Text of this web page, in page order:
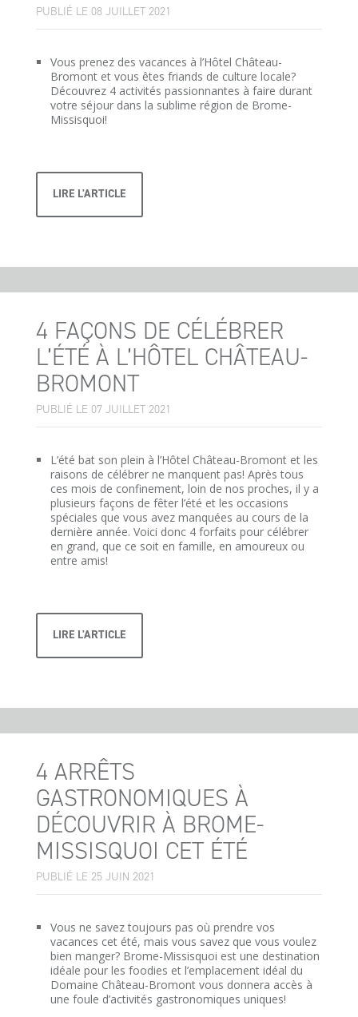
PUBLIÉ LE 08 JUILLET 2021
Vous prenez des vacances à l’Hôtel Château-
Bromont et vous êtes friands de culture locale?
Découvrez 4 activités passionnantes à faire durant
votre séjour dans la sublime région de Brome-
Missisquoi!
LIRE L'ARTICLE
4 FAÇONS DE CÉLÉBRER
L’ÉTÉ À L’HÔTEL CHÂTEAU-
BROMONT
PUBLIÉ LE 07 JUILLET 2021
L’été bat son plein à l’Hôtel Château-Bromont et les
raisons de célébrer ne manquent pas! Après tous
ces mois de confinement, loin de nos proches, il y a
plusieurs façons de fêter l’été et les occasions
spéciales que vous avez manquées au cours de la
dernière année. Voici donc 4 forfaits pour célébrer
en grand, que ce soit en famille, en amoureux ou
entre amis!
LIRE L'ARTICLE
4 ARRÊTS
GASTRONOMIQUES À
DÉCOUVRIR À BROME-
MISSISQUOI CET ÉTÉ
PUBLIÉ LE 25 JUIN 2021
Vous ne savez toujours pas où prendre vos
vacances cet été, mais vous savez que vous voulez
bien manger? Brome-Missisquoi est une destination
idéale pour les foodies et l’emplacement idéal du
Domaine Château-Bromont vous donnera accès à
une foule d’activités gastronomiques uniques!